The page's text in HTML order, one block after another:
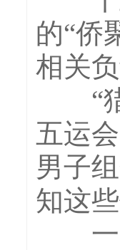
的“侨
相关
“猎
五运
男子
知这
一走